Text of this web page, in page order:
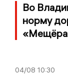
Во
норму
04/08 10:30